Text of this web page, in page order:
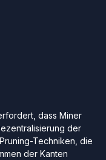
dass Miner
der
Techniken, die
der Kanten